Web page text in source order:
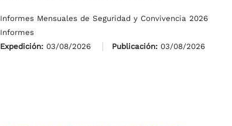
Informes Mensuales de Seguridad y Convivencia 2026
Informes
Expedición: 03/08/2026 Publicación: 03/08/2026